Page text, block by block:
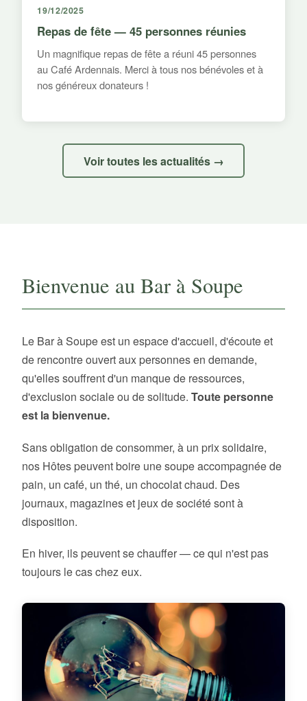
19/12/2025
Repas de fête — 45 personnes réunies
Un magnifique repas de fête a réuni 45 personnes
au Café Ardennais. Merci à tous nos bénévoles et à
nos généreux donateurs !
Voir toutes les actualités →
Bienvenue au Bar à Soupe
Le Bar à Soupe est un espace d'accueil, d'écoute et
de rencontre ouvert aux personnes en demande,
qu'elles souffrent d'un manque de ressources,
d'exclusion sociale ou de solitude. Toute personne
est la bienvenue.
Sans obligation de consommer, à un prix solidaire,
nos Hôtes peuvent boire une soupe accompagnée de
pain, un café, un thé, un chocolat chaud. Des
journaux, magazines et jeux de société sont à
disposition.
En hiver, ils peuvent se chauffer — ce qui n'est pas
toujours le cas chez eux.